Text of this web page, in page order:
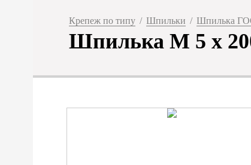
Крепеж по типу / Шпильки / Шпилька
Шпилька М 5 х